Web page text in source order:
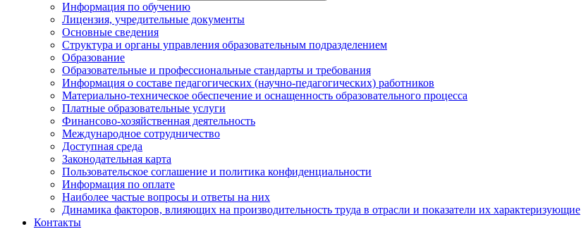
Информация по обучению
Лицензия, учредительные документы
Основные сведения
Структура и органы управления образовательным подразделением
Образование
Образовательные и профессиональные стандарты и требования
Информация о составе педагогических (научно-педагогических) работников
Материально-техническое обеспечение и оснащенность образовательного процесса
Платные образовательные услуги
Финансово-хозяйственная деятельность
Международное сотрудничество
Доступная среда
Законодательная карта
Пользовательское соглашение и политика конфиденциальности
Информация по оплате
Наиболее частые вопросы и ответы на них
Динамика факторов, влияющих на производительность труда в отрасли и показатели их характеризующие
Контакты